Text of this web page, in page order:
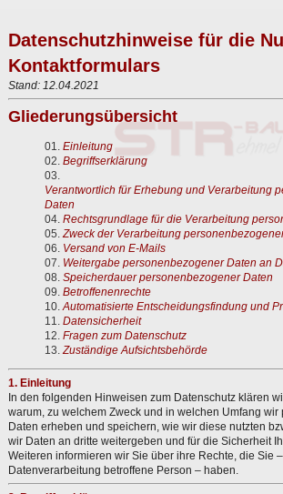
Datenschutzhinweise für die
Kontaktformulars
Stand: 12.04.2021
Gliederungsübersicht
Einleitung
Begriffserklärung
Verantwortlich für Erhebung und Verarbeitung
Daten
Rechtsgrundlage für die Verarbeitung
Zweck der Verarbeitung
Versand von E-Mails
Weitergabe personenbezogener Daten an
Speicherdauer personenbezogener Daten
Betroffenenrechte
Automatisierte Entscheidungsfindung und
Datensicherheit
Fragen zum Datenschutz
Zuständige Aufsichtsbehörde
1. Einleitung
In den folgenden Hinweisen zum Datenschutz klären
warum, zu welchem Zweck und in welchen Umfang
Daten erheben und speichern, wie wir diese nutzten
wir Daten an dritte weitergeben und für die Sicherheit
Weiteren informieren wir Sie über ihre Rechte, die Sie
Datenverarbeitung betroffene Person – haben.